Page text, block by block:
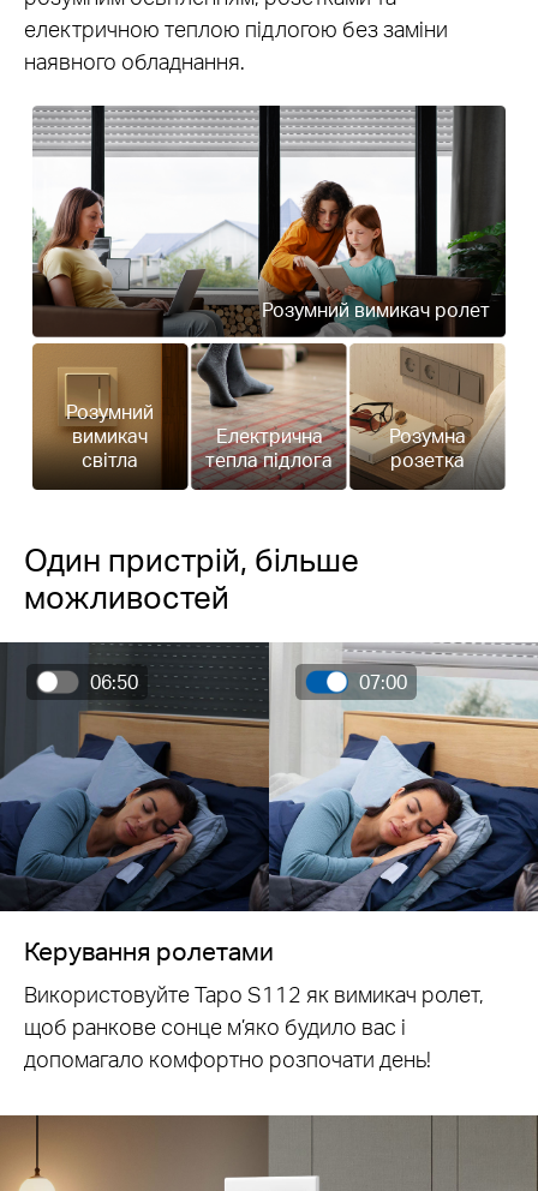
електричною теплою підлогою без заміни
наявного обладнання.
Розумний вимикач ролет
Розумний
вимикач
світла
Електрична
тепла підлога
Розумна
розетка
Один пристрій, більше
можливостей
06:50 07:00
Керування ролетами
Використовуйте Tapo S112 як вимикач ролет,
щоб ранкове сонце м’яко будило вас і
допомагало комфортно розпочати день!